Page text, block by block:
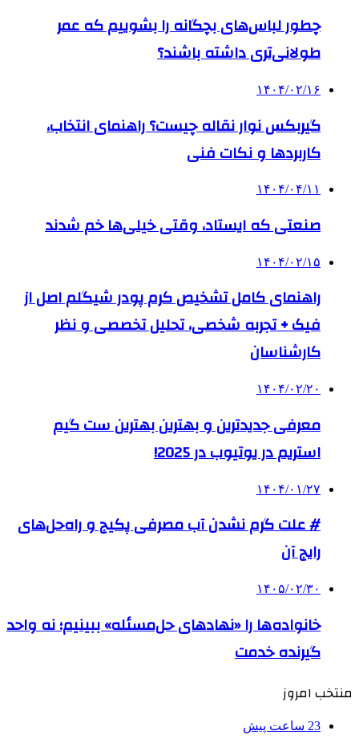
چطور لباس‌های بچگانه را بشوییم که عمر
طولانی‌تری داشته باشند؟
۱۴۰۴/۰۲/۱۶
گیربکس نوار نقاله چیست؟ راهنمای انتخاب،
کاربردها و نکات فنی
۱۴۰۴/۰۴/۱۱
صنعتی که ایستاد، وقتی خیلی‌ها خم شدند
۱۴۰۴/۰۲/۱۵
راهنمای کامل تشخیص کرم پودر شیگلم اصل از
فیک + تجربه شخصی، تحلیل تخصصی و نظر
کارشناسان
۱۴۰۴/۰۲/۲۰
معرفی جدیدترین و بهترین بهترین ست گیم
استریم در یوتیوب در 2025!
۱۴۰۴/۰۱/۲۷
# علت گرم نشدن آب مصرفی پکیج و راه‌حل‌های
رایج آن
۱۴۰۵/۰۲/۳۰
خانواده‌ها را «نهادهای حل‌مسئله» ببینیم؛ نه واحد
گیرنده خدمت
منتخب امروز
23 ساعت پیش